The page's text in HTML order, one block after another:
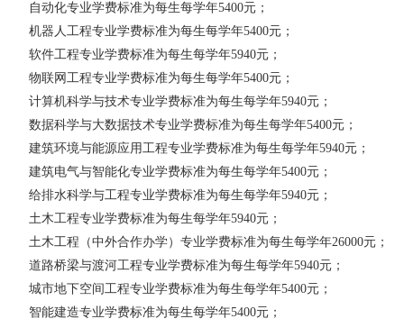
自动化专业学费标准为每生每学年5400元；
机器人工程专业学费标准为每生每学年5400元；
软件工程专业学费标准为每生每学年5940元；
物联网工程专业学费标准为每生每学年5400元；
计算机科学与技术专业学费标准为每生每学年5940元；
数据科学与大数据技术专业学费标准为每生每学年5400元；
建筑环境与能源应用工程专业学费标准为每生每学年5940元；
建筑电气与智能化专业学费标准为每生每学年5400元；
给排水科学与工程专业学费标准为每生每学年5940元；
土木工程专业学费标准为每生每学年5940元；
土木工程（中外合作办学）专业学费标准为每生每学年26000元；
道路桥梁与渡河工程专业学费标准为每生每学年5940元；
城市地下空间工程专业学费标准为每生每学年5400元；
智能建造专业学费标准为每生每学年5400元；